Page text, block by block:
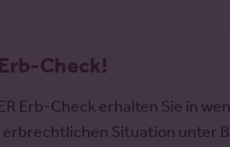
Check!
Erb-Check erhalten Sie in
Situation unter